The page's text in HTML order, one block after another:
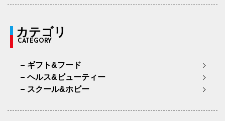
カテゴリ
CATEGORY
ギフト&フード
ヘルス&ビューティー
スクール&ホビー